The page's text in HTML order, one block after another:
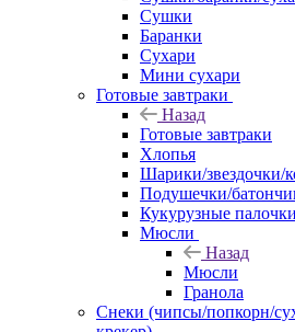
Сушки
Баранки
Сухари
Мини сухари
Готовые завтраки
Назад
Готовые завтраки
Хлопья
Шарики/звездочки/
Подушечки/
Кукурузные палочки
Мюсли
Назад
Мюсли
Гранола
Снеки (чипсы/попкорн/